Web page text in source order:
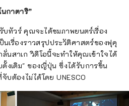
นกาตาริ”
ทัวร์ คุณจะได้ชมภาพยนตร์เรื่อง
นเรื่องราวสรุปประวัติศาสตร์ของฟุคุ
นสาเก วิดีโอนี้จะทำให้คุณเข้าใจได้
ดั้งเดิม" ของญี่ปุ่น ซึ่งได้รับการขึ้น
บต้องไม่ได้โดย UNESCO